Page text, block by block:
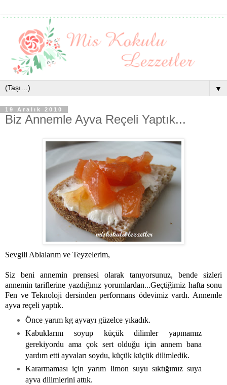
▼
19 Aralık 2010
Biz Annemle Ayva Reçeli Yaptık...
Sevgili Ablalarım ve Teyzelerim,
Siz beni annemin prensesi olarak tanıyorsunuz, bende sizleri
annemin tariflerine yazdığınız yorumlardan...Geçtiğimiz hafta sonu
Fen ve Teknoloji dersinden performans ödevimiz vardı. Annemle
ayva reçeli yaptık.
Önce yarım kg ayvayı güzelce yıkadık.
Kabuklarını soyup küçük dilimler yapmamız
gerekiyordu ama çok sert olduğu için annem bana
yardım etti ayvaları soydu, küçük küçük dilimledik.
Kararmaması için yarım limon suyu sıktığımız suya
ayva dilimlerini attık.